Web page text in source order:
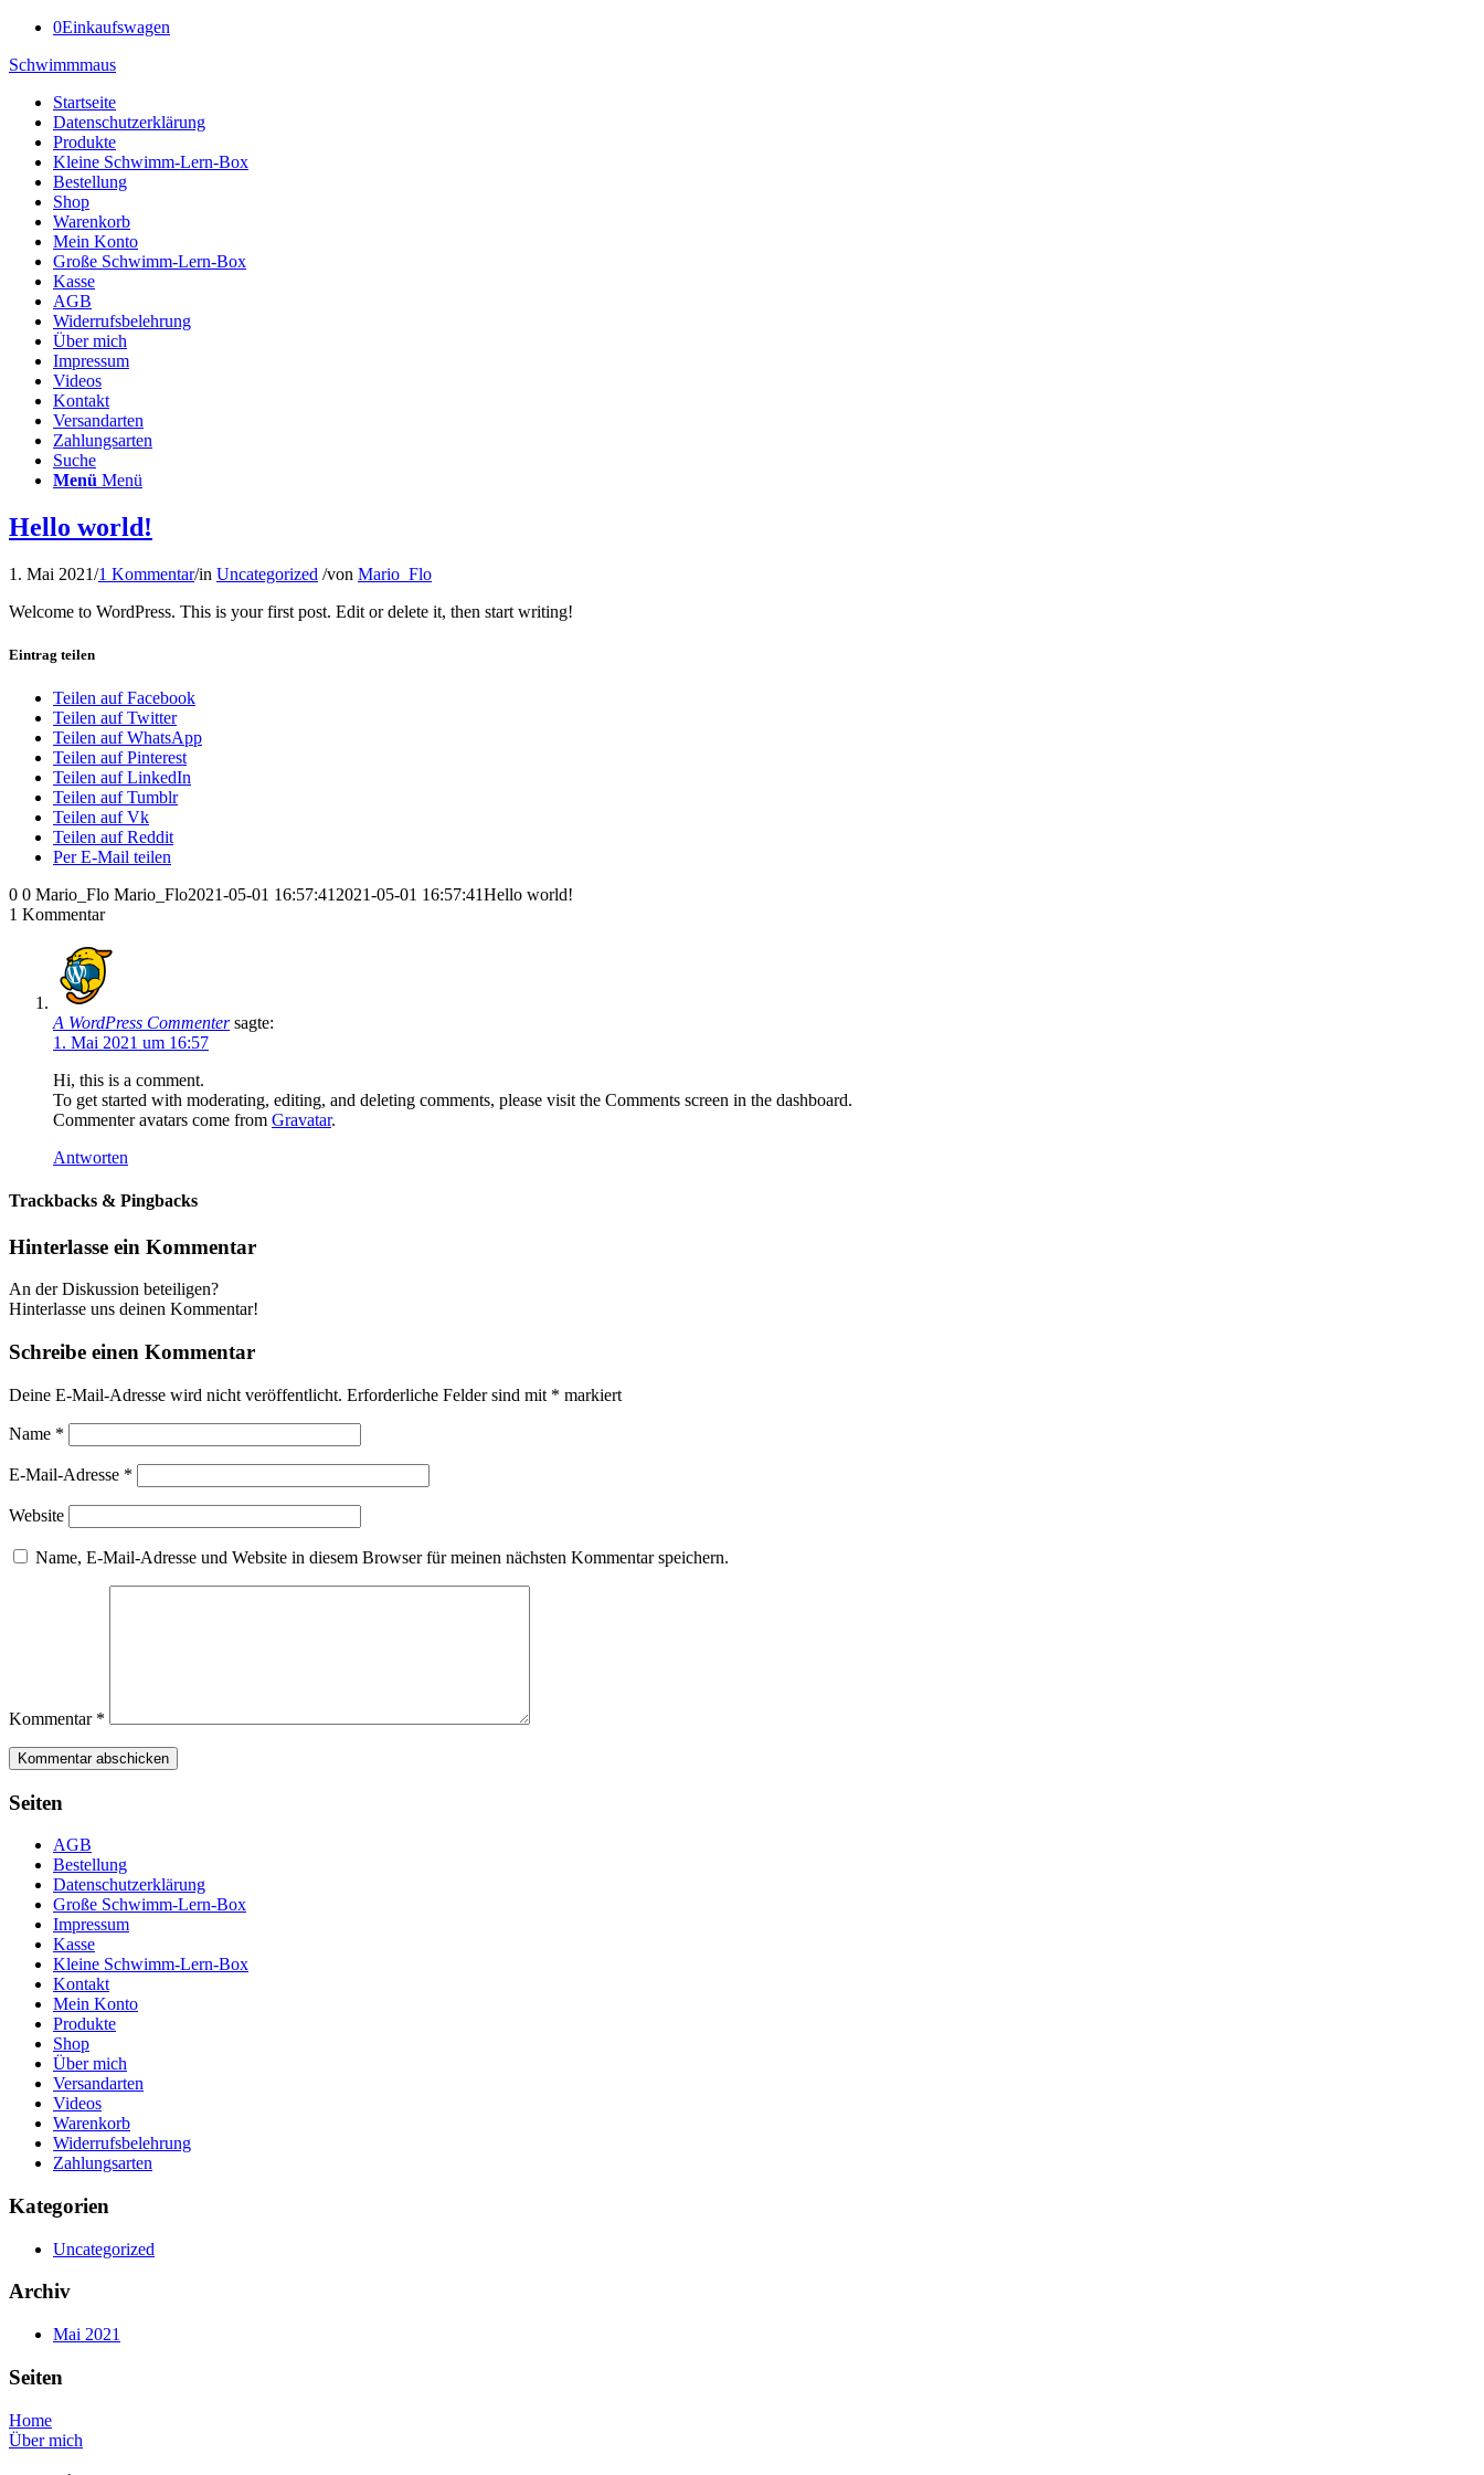
0Einkaufswagen
Schwimmmaus
Startseite
Datenschutzerklärung
Produkte
Kleine Schwimm-Lern-Box
Bestellung
Shop
Warenkorb
Mein Konto
Große Schwimm-Lern-Box
Kasse
AGB
Widerrufsbelehrung
Über mich
Impressum
Videos
Kontakt
Versandarten
Zahlungsarten
Suche
Menü Menü
Hello world!
1. Mai 2021/1 Kommentar/in Uncategorized /von Mario_Flo
Welcome to WordPress. This is your first post. Edit or delete it, then start writing!
Eintrag teilen
Teilen auf Facebook
Teilen auf Twitter
Teilen auf WhatsApp
Teilen auf Pinterest
Teilen auf LinkedIn
Teilen auf Tumblr
Teilen auf Vk
Teilen auf Reddit
Per E-Mail teilen
0 0 Mario_Flo Mario_Flo2021-05-01 16:57:41 2021-05-01 16:57:41Hello world!
1 Kommentar
A WordPress Commenter sagte:
1. Mai 2021 um 16:57
Hi, this is a comment.
To get started with moderating, editing, and deleting comments, please visit the Comments screen in the dashboard.
Commenter avatars come from Gravatar.
Antworten
Trackbacks & Pingbacks
Hinterlasse ein Kommentar
An der Diskussion beteiligen?
Hinterlasse uns deinen Kommentar!
Schreibe einen Kommentar
Deine E-Mail-Adresse wird nicht veröffentlicht. Erforderliche Felder sind mit * markiert
Name *
E-Mail-Adresse *
Website
Name, E-Mail-Adresse und Website in diesem Browser für meinen nächsten Kommentar speichern.
Kommentar *
Seiten
AGB
Bestellung
Datenschutzerklärung
Große Schwimm-Lern-Box
Impressum
Kasse
Kleine Schwimm-Lern-Box
Kontakt
Mein Konto
Produkte
Shop
Über mich
Versandarten
Videos
Warenkorb
Widerrufsbelehrung
Zahlungsarten
Kategorien
Uncategorized
Archiv
Mai 2021
Seiten
Home
Über mich